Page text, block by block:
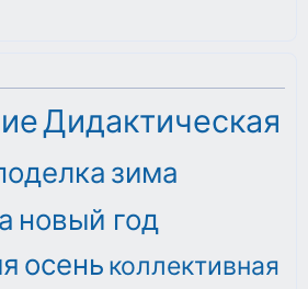
Дидактическая
зима
новый год
осень коллективная